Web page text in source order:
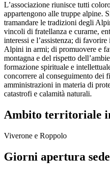
L’associazione riunisce tutti
appartengono alle truppe alpine.
tramandare le tradizioni degli
vincoli di fratellanza e curarne,
interessi e l’assistenza; di
Alpini in armi; di promuovere e
montagna e del rispetto
formazione spirituale e
concorrere al conseguimento dei
amministrazioni in materia di
catastrofi e calamità naturali.
Ambito territoriale
Viverone e Roppolo
Giorni apertura sede